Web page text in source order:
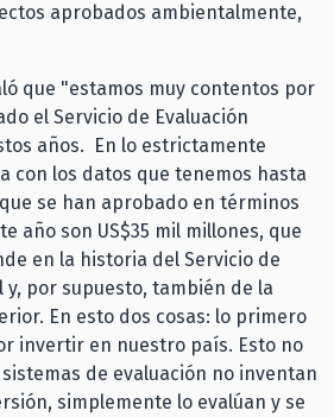
aprobados ambientalmente,
que "estamos muy contentos por
el Servicio de Evaluación
años. En lo estrictamente
con los datos que tenemos hasta
se han aprobado en términos
año son US$35 mil millones, que
en la historia del Servicio de
y, por supuesto, también de la
En esto dos cosas: lo primero
invertir en nuestro país. Esto no
de evaluación no inventan
simplemente lo evalúan y se